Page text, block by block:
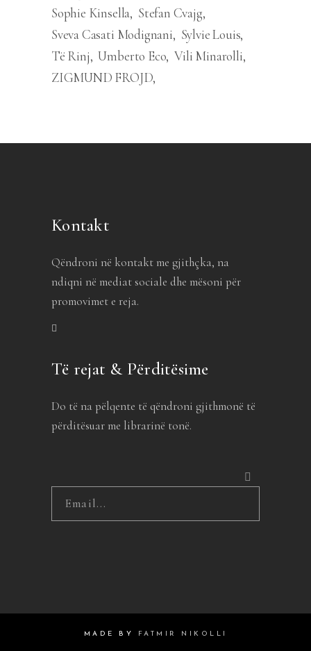
Sophie Kinsella Stefan Cvajg
Sveva Casati Modignani
Sylvie Louis
Të Rinj Umberto Eco Vili Minarolli
ZIGMUND FROJD
Kontakt
Qëndroni në kontakt me gjithçka, na
ndiqni në mediat sociale dhe mësoni për
promovimet e reja.
Të rejat & Përditësime
Do të na pëlqente të qëndroni gjithmonë të
përditësuar me librarinë tonë.
MADE BY FATMIR NIKOLLI